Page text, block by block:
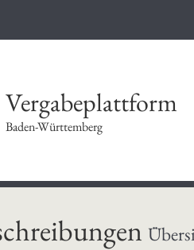
Vergabeplattform
Baden-Württemberg